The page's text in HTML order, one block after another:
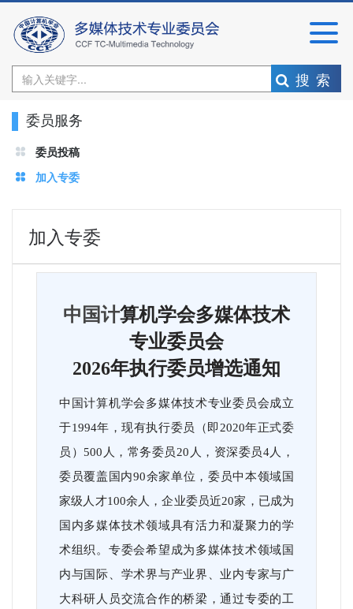
搜索
委员服务
委员投稿
加入专委
加入专委
中国计算机学会多媒体技术
专业委员会
2026年执行委员增选通知
中国计算机学会多媒体技术专业委员会成立
于1994年，现有执行委员（即2020年正式委
员）500人，常务委员20人，资深委员4人，
委员覆盖国内90余家单位，委员中本领域国
家级人才100余人，企业委员近20家，已成为
国内多媒体技术领域具有活力和凝聚力的学
术组织。专委会希望成为多媒体技术领域国
内与国际、学术界与产业界、业内专家与广
大科研人员交流合作的桥梁，通过专委的工